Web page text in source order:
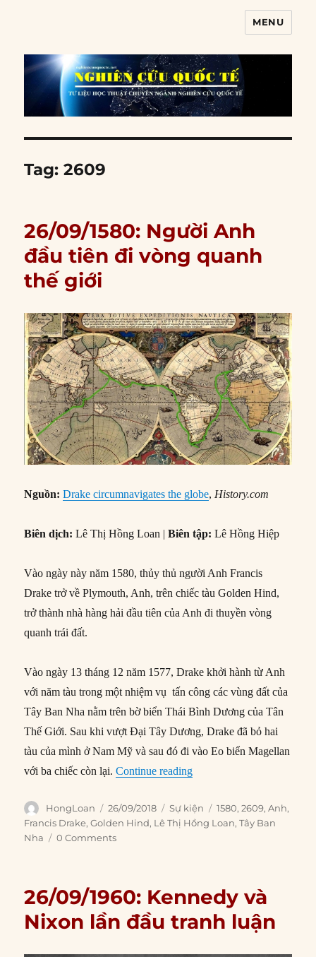
MENU
Tag:2609
26/09/1580: Người Anh
đầu tiên đi vòng quanh
thế giới
Nguồn: Drake circumnavigates the globe, History.com
Biên dịch: Lê Thị Hồng Loan |Biên tập:Lê Hồng Hiệp
Vào ngày này năm 1580, thủy thủ người Anh Francis
Drake trở về Plymouth, Anh, trên chiếc tàu Golden Hind,
trở thành nhà hàng hải đầu tiên của Anh đi thuyền vòng
quanh trái đất.
Vào ngày 13 tháng 12 năm 1577, Drake khởi hành từ Anh
với năm tàu ​​trong một nhiệm vụ tấn công các vùng đất của
Tây Ban Nha nằm trên bờ biển Thái Bình Dương của Tân
Thế Giới. Sau khi vượt Đại Tây Dương, Drake đã bỏ hai
tàu của mình ở Nam Mỹ và sau đó đi vào Eo biển Magellan
với ba chiếc còn lại.Continue reading“26/09/1580: Người Anh
Author
HongLoan
Posted
on
26/09/2018 Categories
Sự kiện Tags
1580,2609,Anh,
Francis Drake,Golden Hind, Lê Thị Hồng Loan,Tây Ban
Nha
0 Comments
26/09/1960: Kennedy và
Nixon lần đầu tranh luận